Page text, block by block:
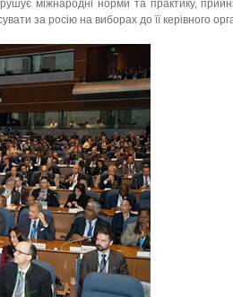
міжнародні норми та практику,
за росію на виборах до її керівного